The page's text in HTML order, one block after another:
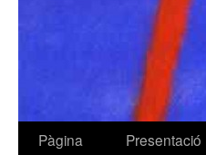
Vés
Pàgina
Presentació